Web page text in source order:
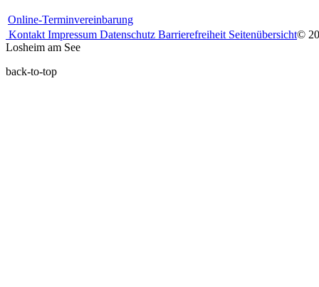
Online-Terminvereinbarung
KontaktImpressum Datenschutz BarrierefreiheitSeitenübersicht©
Losheim am See
back-to-top